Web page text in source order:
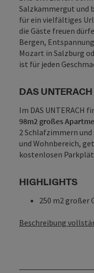
Salzkammergut und
für ein vielfältiges
die Gäste freuen
Bergen,
Mozart in Salzburg
ist für jeden
DAS UNTERACH
Im DAS UNTERACH
98m2 großes
2 Schlafzimmern
und Wohnbereich,
kostenlosen
HIGHLIGHTS
250 m2 großer
Beschreibung